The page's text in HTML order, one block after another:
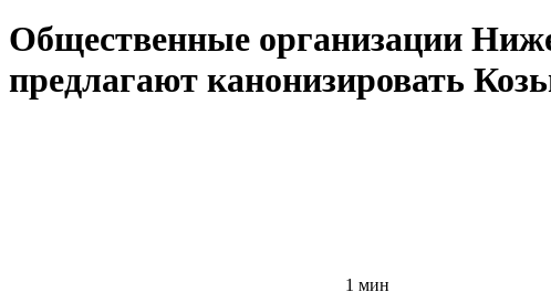
Общественные организации
предлагают канонизировать
1 мин